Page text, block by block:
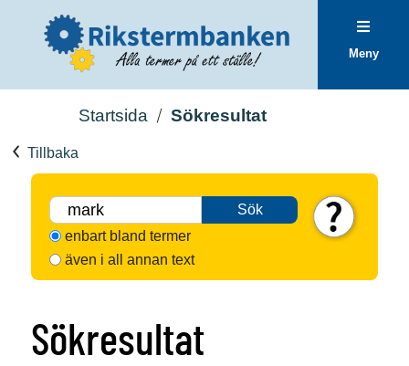
Meny
Startsida Sökresultat
Tillbaka
Sök
enbart bland termer
även i all annan text
Sökresultat